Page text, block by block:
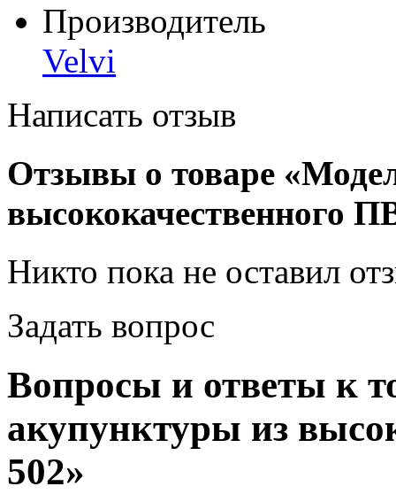
Производитель
Velvi
Написать отзыв
Отзывы о товаре
высококачественного
Никто пока не оставил
Задать вопрос
Вопросы и ответы к
акупунктуры из
502»